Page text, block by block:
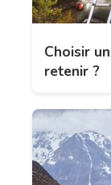
Choisir
retenir ?